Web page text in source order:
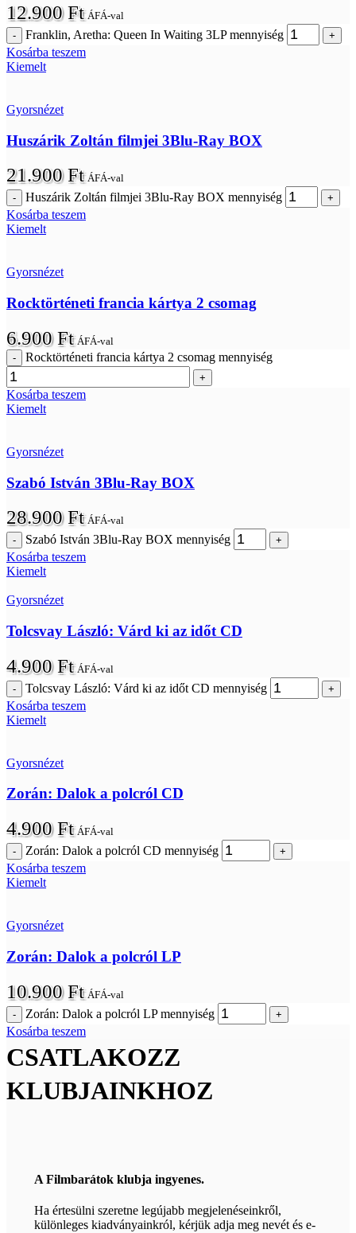
12.900Ft ÁFÁ-val
Franklin, Aretha: Queen In Waiting 3LP mennyiség
Kosárba teszem
Kiemelt
Gyorsnézet
Huszárik Zoltán filmjei 3Blu-Ray BOX
21.900Ft ÁFÁ-val
Huszárik Zoltán filmjei 3Blu-Ray BOX mennyiség
Kosárba teszem
Kiemelt
Gyorsnézet
Rocktörténeti francia kártya 2 csomag
6.900Ft ÁFÁ-val
Rocktörténeti francia kártya 2 csomag mennyiség
Kosárba teszem
Kiemelt
Gyorsnézet
Szabó István 3Blu-Ray BOX
28.900Ft ÁFÁ-val
Szabó István 3Blu-Ray BOX mennyiség
Kosárba teszem
Kiemelt
Gyorsnézet
Tolcsvay László: Várd ki az időt CD
4.900Ft ÁFÁ-val
Tolcsvay László: Várd ki az időt CD mennyiség
Kosárba teszem
Kiemelt
Gyorsnézet
Zorán: Dalok a polcról CD
4.900Ft ÁFÁ-val
Zorán: Dalok a polcról CD mennyiség
Kosárba teszem
Kiemelt
Gyorsnézet
Zorán: Dalok a polcról LP
10.900Ft ÁFÁ-val
Zorán: Dalok a polcról LP mennyiség
Kosárba teszem
CSATLAKOZZ
KLUBJAINKHOZ
A Filmbarátok klubja ingyenes.
Ha értesülni szeretne legújabb megjelenéseinkről,
különleges kiadványainkról, kérjük adja meg nevét és e-